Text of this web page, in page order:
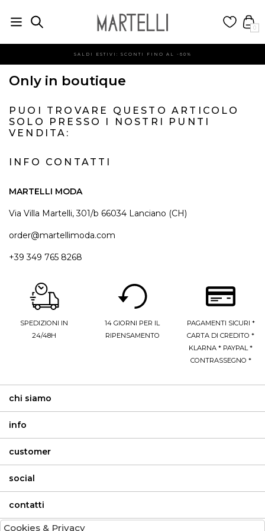
0
SALDI ESTIVI: SCONTI FINO AL -60%
Only in boutique
PUOI TROVARE QUESTO ARTICOLO
SOLO PRESSO I NOSTRI PUNTI
VENDITA:
INFO CONTATTI
MARTELLI MODA
Via Villa Martelli, 301/b 66034 Lanciano (CH)
order@martellimoda.com
+39 349 765 8268
SPEDIZIONI IN
24/48H
14 GIORNI PER IL
RIPENSAMENTO
PAGAMENTI SICURI *
CARTA DI CREDITO *
KLARNA * PAYPAL *
CONTRASSEGNO *
chi siamo
info
customer
social
contatti
Cookies & Privacy